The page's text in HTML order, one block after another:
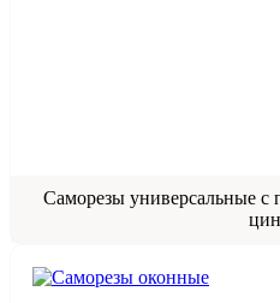
Саморезы универсальные с